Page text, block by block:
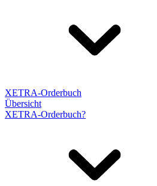
XETRA-Orderbuch
Übersicht
XETRA-Orderbuch?